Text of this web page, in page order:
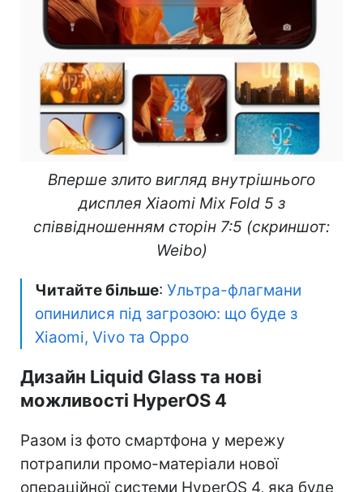
Вперше злито вигляд внутрішнього
дисплея Xiaomi Mix Fold 5 з
співвідношенням сторін 7:5 (скриншот:
Weibo)
Читайте більше: Ультра-флагмани
опинилися під загрозою: що буде з
Xiaomi, Vivo та Oppo
Дизайн Liquid Glass та нові
можливості HyperOS 4
Разом із фото смартфона у мережу
потрапили промо-матеріали нової
операційної системи HyperOS 4, яка буде